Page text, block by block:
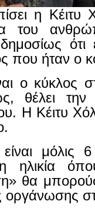
η
του
ότι
που ήταν ο
ο κύκλος
θέλει
Η Κέιτυ
μόλις
ηλικία
θα
οργάνωσης